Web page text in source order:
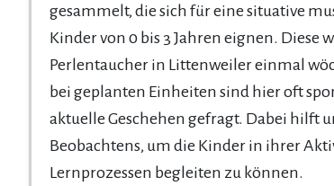
gesammelt, die sich für eine situative
Kinder von 0 bis 3 Jahren eignen.
Perlentaucher in Littenweiler einmal
bei geplanten Einheiten sind hier oft
aktuelle Geschehen gefragt. Dabei hilft
Beobachtens, um die Kinder in ihrer
Lernprozessen begleiten zu können.